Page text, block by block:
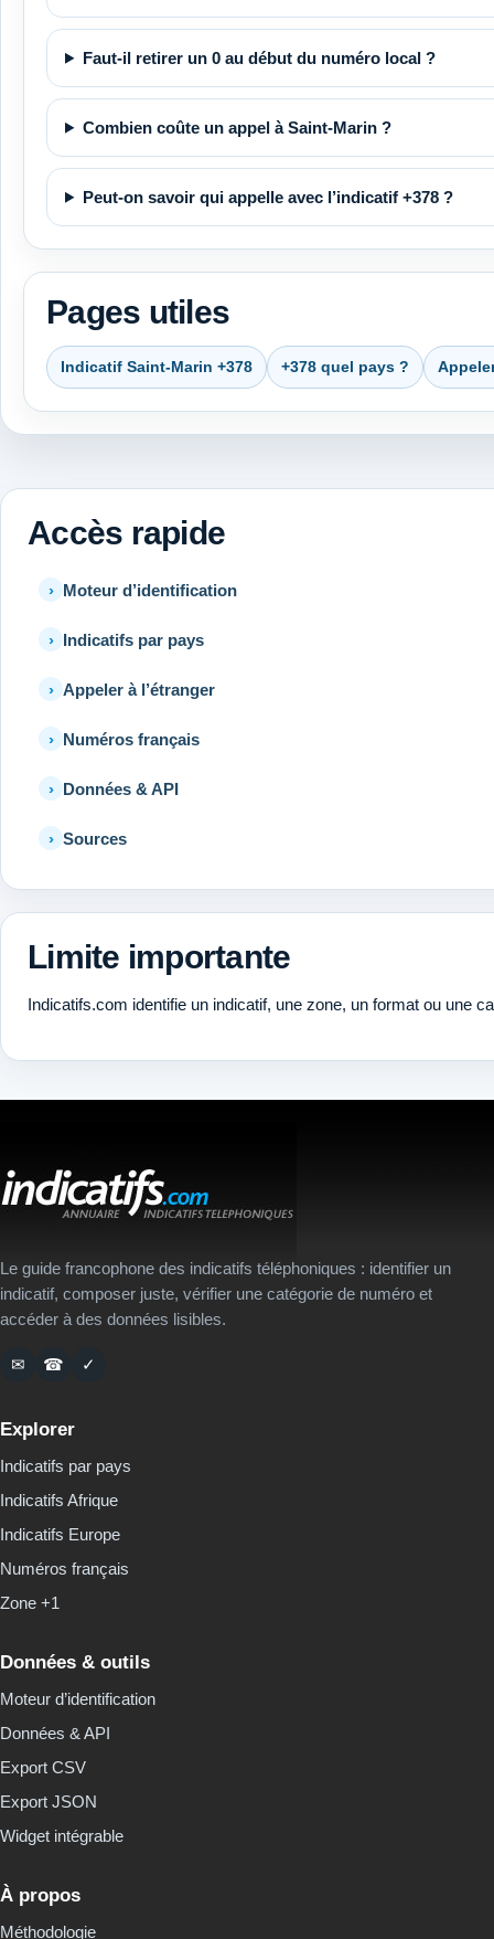
Faut-il retirer un 0 au début du numéro local ?
Combien coûte un appel à Saint-Marin ?
Peut-on savoir qui appelle avec l’indicatif +378 ?
Pages utiles
Indicatif Saint-Marin +378 +378 quel pays ?
Accès rapide
Moteur d’identification
Indicatifs par pays
Appeler à l’étranger
Numéros français
Données & API
Sources
Limite importante
Indicatifs.com identifie un indicatif, une zone, un format ou une
Le guide francophone des indicatifs téléphoniques : identifier un
indicatif, composer juste, vérifier une catégorie de numéro et
accéder à des données lisibles.
✉ ☎ ✓
Explorer
Indicatifs par pays
Indicatifs Afrique
Indicatifs Europe
Numéros français
Zone +1
Données & outils
Moteur d’identification
Données & API
Export CSV
Export JSON
Widget intégrable
À propos
Méthodologie